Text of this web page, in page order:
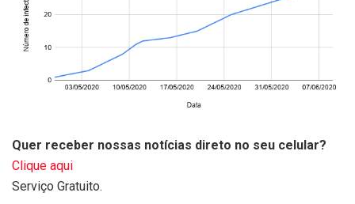
Quer receber nossas notícias direto no seu celular?
Clique aqui
Serviço Gratuito.